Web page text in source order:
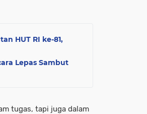
HUT RI ke-81,
Lepas Sambut
tugas, tapi juga dalam